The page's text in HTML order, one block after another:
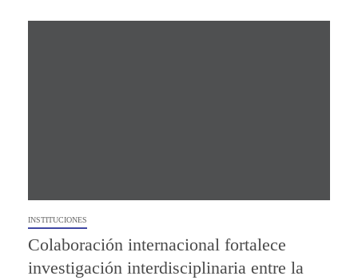
INSTITUCIONES
Colaboración internacional fortalece
investigación interdisciplinaria entre la